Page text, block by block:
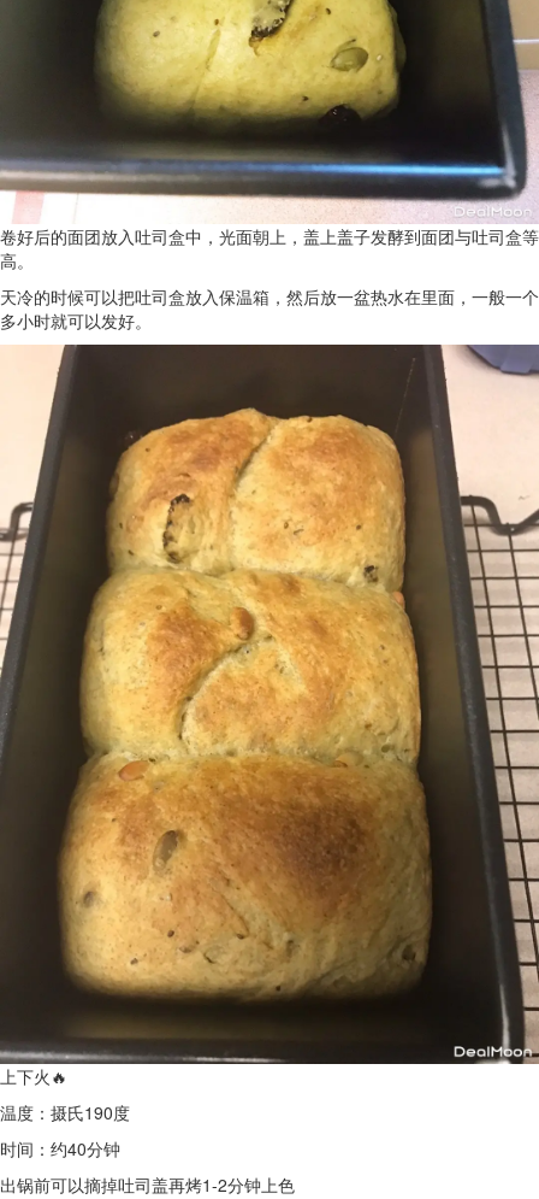
卷好后的面团放入吐司盒中，光面朝上，盖上盖子发酵到面团与吐司盒等
高。
天冷的时候可以把吐司盒放入保温箱，然后放一盆热水在里面，一般一个
多小时就可以发好。
上下火🔥
温度：摄氏190度
时间：约40分钟
出锅前可以摘掉吐司盖再烤1-2分钟上色